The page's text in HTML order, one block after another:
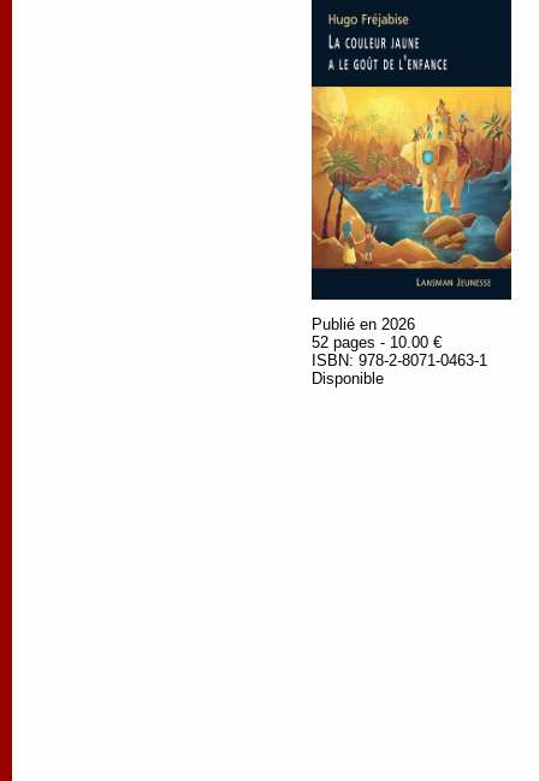
Publié en 2026
52 pages - 10.00 €
ISBN: 978-2-8071-0463-1
Disponible